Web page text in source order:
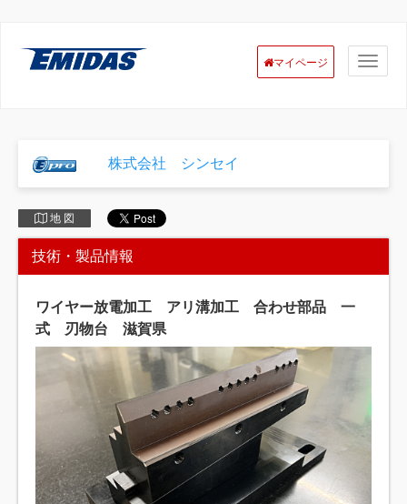
マイページ
株式会社 シンセイ
地 図
技術・製品情報
ワイヤー放電加工 アリ溝加工 合わせ部品 一
式 刃物台 滋賀県